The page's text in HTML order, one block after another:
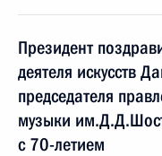
Президент
деятеля искусств
председателя
музыки
с 70-летием